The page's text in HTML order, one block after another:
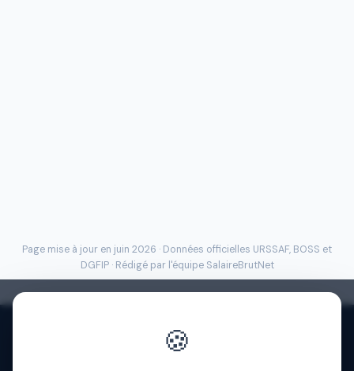
Page mise à jour en juin 2026 · Données officielles URSSAF, BOSS et
DGFIP · Rédigé par l'équipe SalaireBrutNet
🍪
Politique de confidentialité
· FAQ